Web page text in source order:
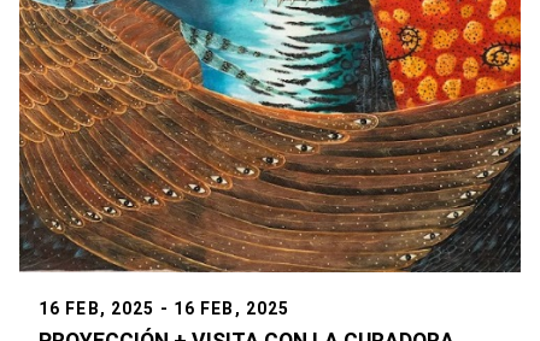
16 FEB, 2025 - 16 FEB, 2025